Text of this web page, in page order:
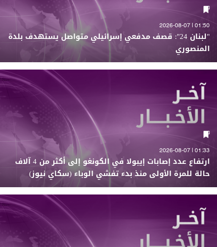
01:50 | 2026-08-07
"لبنان 24": قصف مدفعي إسرائيلي متواصل يستهدف بلدة
المنصوري
01:33 | 2026-08-07
ارتفاع عدد إصابات إيبولا في الكونغو إلى أكثر من 4 آلاف
حالة للمرة الأولى منذ بدء تفشي الوباء (سكاي نيوز)